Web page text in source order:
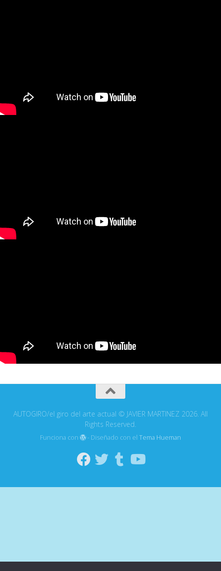
AUTOGIRO/el giro del arte actual © JAVIER MARTINEZ 2026. All
Rights Reserved.
Funciona con - Diseñado con elTema Hueman